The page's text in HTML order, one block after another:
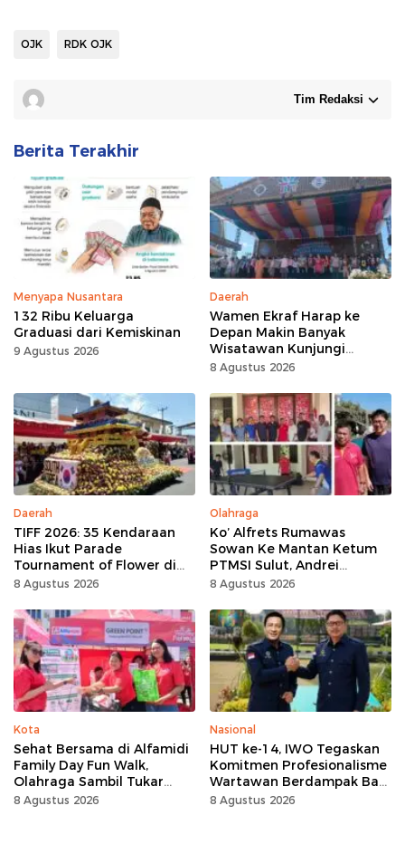
OJK RDK OJK
Tim Redaksi
Berita Terakhir
Menyapa Nusantara
132 Ribu Keluarga
Graduasi dari Kemiskinan
9 Agustus 2026
Daerah
Wamen Ekraf Harap ke
Depan Makin Banyak
Wisatawan Kunjungi
Tomohon
8 Agustus 2026
Daerah
TIFF 2026: 35 Kendaraan
Hias Ikut Parade
Tournament of Flower di
Tomohon
8 Agustus 2026
Olahraga
Ko’ Alfrets Rumawas
Sowan Ke Mantan Ketum
PTMSI Sulut, Andrei
Angouw
8 Agustus 2026
Kota
Sehat Bersama di Alfamidi
Family Day Fun Walk,
Olahraga Sambil Tukar
Sampah Demi Jaga Bumi
8 Agustus 2026
Nasional
HUT ke-14, IWO Tegaskan
Komitmen Profesionalisme
Wartawan Berdampak Bagi
Kebaikan Bangsa
8 Agustus 2026